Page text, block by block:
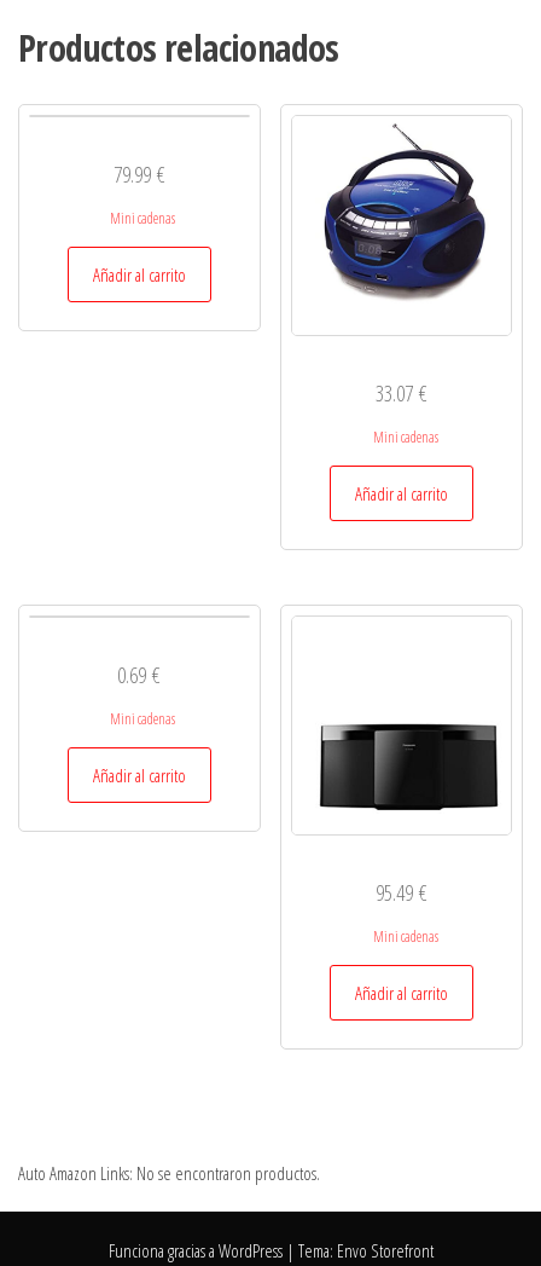
Productos relacionados
79.99 €
Mini cadenas
Añadir al carrito
33.07€
Mini cadenas
Añadir al carrito
0.69€
Mini cadenas
Añadir al carrito
95.49€
Mini cadenas
Añadir al carrito
Auto Amazon Links: No se encontraron productos.
Funciona gracias a WordPress | Tema: Envo Storefront